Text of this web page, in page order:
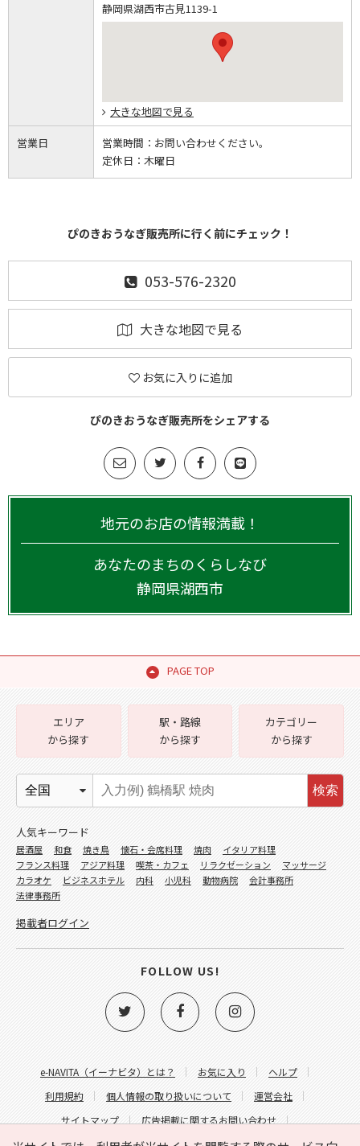
静岡県湖西市古見1139-1
大きな地図で見る
営業日 営業時間： お問い合わせください。
定休日： 木曜日
ぴのきおうなぎ販売所に行く前にチェック！
053-576-2320
大きな地図で見る
お気に入りに追加
ぴのきおうなぎ販売所をシェアする
地元のお店の情報満載！
あなたのまちのくらしなび
静岡県湖西市
PAGE TOP
e-NAVITA（イーナビタ）とは？ お気に入り
ヘルプ
利用規約
個人情報の取り扱いについて
運営会社
サイトマップ
広告掲載に関するお問い合わせ
エリア
から探す
駅・路線
から探す
カテゴリー
から探す
検索
人気キーワード
居酒屋 和食 焼き鳥 懐石・会席料理 焼肉
イタリア料理
フランス料理
アジア料理 喫茶・カフェ リラクゼーション
マッサージ
カラオケ
ビジネスホテル 内科 小児科 動物病院
会計事務所
法律事務所
掲載者ログイン
FOLLOW US!